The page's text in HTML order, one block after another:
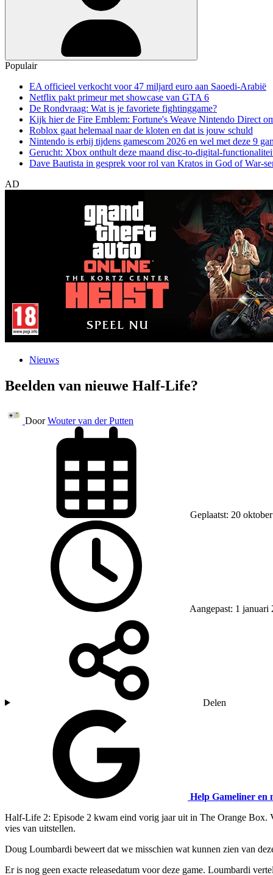
Populair
EA officieel verkocht voor 47 miljard euro aan Saoedi-Arabië
Netflix pakt primeur met showcase van GTA 6
De Rondvraag: Wat is je favoriete fightinggame?
Kijk hier de Fire Emblem: Fortune's Weave Nintendo Direct
Roblox gaat helemaal naar de kloten en dat is jouw schuld
Nintendo is erbij tijdens gamescom 2026 en wel met deze 9
Gerucht: Xbox onthult deze maand disc-to-digital-
Dave Bautista in gesprek voor rol van Kratos in God of War-
AD
Nieuws
Beelden van nieuwe Half-Life?
Door Wouter van der Putten
Geplaatst: 20
Aangepast: 1 januari
Delen
Help Gameliner en
Half-Life 2: Episode 2 kwam eind vorig jaar uit in The Orange Box.
vies van uitstellen.
Doug Loumbardi beweert dat we misschien wat kunnen zien van
Er is nog geen exacte releasedatum voor deze game. Loumbardi